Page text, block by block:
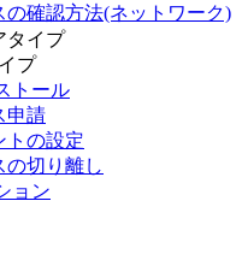
の確認方法(ネットワーク)
タイプ
プ
トール
申請
トの設定
の切り離し
ョン